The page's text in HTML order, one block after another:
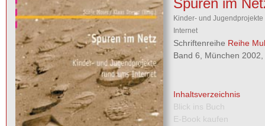
Spuren im
Kinder- und Jugendprojekte
Internet
Schriftenreihe Reihe
Band 6, München
Inhaltsverzeichnis
Blick ins Buch
E-Book kaufen